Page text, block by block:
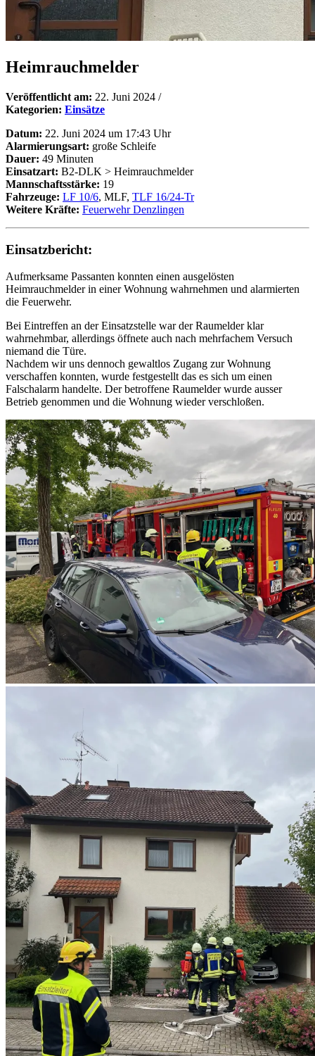
Heimrauchmelder
Veröffentlicht am: 22. Juni 2024 /
Kategorien: Einsätze
Datum: 22. Juni 2024 um 17:43 Uhr
Alarmierungsart: große Schleife
Dauer: 49 Minuten
Einsatzart: B2-DLK > Heimrauchmelder
Mannschaftsstärke: 19
Fahrzeuge: LF 10/6, MLF, TLF 16/24-Tr
Weitere Kräfte: Feuerwehr Denzlingen
Einsatzbericht:
Aufmerksame Passanten konnten einen ausgelösten
Heimrauchmelder in einer Wohnung wahrnehmen und alarmierten
die Feuerwehr.
Bei Eintreffen an der Einsatzstelle war der Raumelder klar
wahrnehmbar, allerdings öffnete auch nach mehrfachem Versuch
niemand die Türe.
Nachdem wir uns dennoch gewaltlos Zugang zur Wohnung
verschaffen konnten, wurde festgestellt das es sich um einen
Falschalarm handelte. Der betroffene Raumelder wurde ausser
Betrieb genommen und die Wohnung wieder verschloßen.